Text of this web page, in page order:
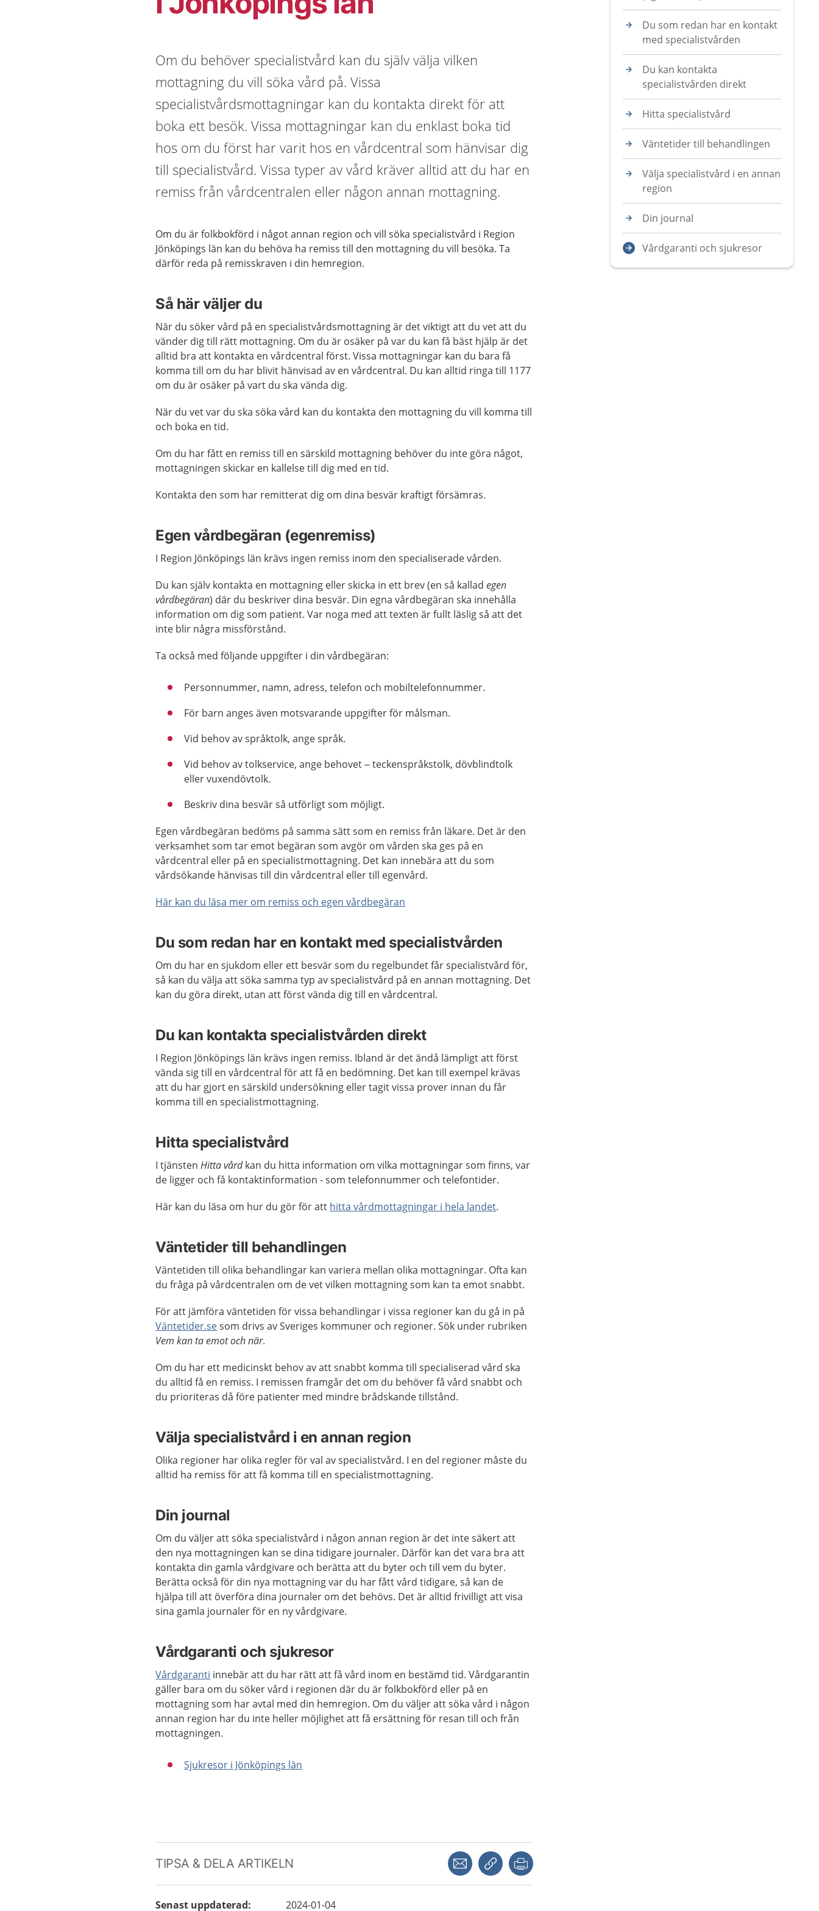
Om du behöver specialistvård kan du själv välja vilken
mottagning du vill söka vård på. Vissa
specialistvårdsmottagningar kan du kontakta direkt för att
boka ett besök. Vissa mottagningar kan du enklast boka tid
hos om du först har varit hos en vårdcentral som hänvisar dig
till specialistvård. Vissa typer av vård kräver alltid att du har en
remiss från vårdcentralen eller någon annan mottagning.
Om du är folkbokförd i något annan region och vill söka specialistvård i Region
Jönköpings län kan du behöva ha remiss till den mottagning du vill besöka. Ta
därför reda på remisskraven i din hemregion.
Så här väljer du
När du söker vård på en specialistvårdsmottagning är det viktigt att du vet att du
vänder dig till rätt mottagning. Om du är osäker på var du kan få bäst hjälp är det
alltid bra att kontakta en vårdcentral först. Vissa mottagningar kan du bara få
komma till om du har blivit hänvisad av en vårdcentral. Du kan alltid ringa till 1177
om du är osäker på vart du ska vända dig.
När du vet var du ska söka vård kan du kontakta den mottagning du vill komma till
och boka en tid.
Om du har fått en remiss till en särskild mottagning behöver du inte göra något,
mottagningen skickar en kallelse till dig med en tid.
Kontakta den som har remitterat dig om dina besvär kraftigt försämras.
Egen vårdbegäran (egenremiss)
I Region Jönköpings län krävs ingen remiss inom den specialiserade vården.
Du kan själv kontakta en mottagning eller skicka in ett brev (en så kalladegen
vårdbegäran) där du beskriver dina besvär. Din egna vårdbegäran ska innehålla
information om dig som patient. Var noga med att texten är fullt läslig så att det
inte blir några missförstånd.
Ta också med följande uppgifter i din vårdbegäran:
Personnummer, namn, adress, telefon och mobiltelefonnummer.
För barn anges även motsvarande uppgifter för målsman.
Vid behov av språktolk, ange språk.
Vid behov av tolkservice, ange behovet – teckenspråkstolk, dövblindtolk
eller vuxendövtolk.
Beskriv dina besvär så utförligt som möjligt.
Egen vårdbegäran bedöms på samma sätt som en remiss från läkare. Det är den
verksamhet som tar emot begäran som avgör om vården ska ges på en
vårdcentral eller på en specialistmottagning. Det kan innebära att du som
vårdsökande hänvisas till din vårdcentral eller till egenvård.
Här kan du läsa mer om remiss och egen vårdbegäran
Du som redan har en kontakt med specialistvården
Om du har en sjukdom eller ett besvär som du regelbundet får specialistvård för,
så kan du välja att söka samma typ av specialistvård på en annan mottagning. Det
kan du göra direkt, utan att först vända dig till en vårdcentral.
Du kan kontakta specialistvården direkt
I Region Jönköpings län krävs ingen remiss. Ibland är det ändå lämpligt att först
vända sig till en vårdcentral för att få en bedömning. Det kan till exempel krävas
att du har gjort en särskild undersökning eller tagit vissa prover innan du får
komma till en specialistmottagning.
Hitta specialistvård
I tjänstenHitta vårdkan du hitta information om vilka mottagningar som finns, var
de ligger och få kontaktinformation - som telefonnummer och telefontider.
Här kan du läsa om hur du gör för att hitta vårdmottagningar i hela landet.
Väntetider till behandlingen
Väntetiden till olika behandlingar kan variera mellan olika mottagningar. Ofta kan
du fråga på vårdcentralen om de vet vilken mottagning som kan ta emot snabbt.
För att jämföra väntetiden för vissa behandlingar i vissa regioner kan du gå in på
Väntetider.sesom drivs av Sveriges kommuner och regioner. Sök under rubriken
Vem kan ta emot och när.
Om du har ett medicinskt behov av att snabbt komma till specialiserad vård ska
du alltid få en remiss. I remissen framgår det om du behöver få vård snabbt och
du prioriteras då före patienter med mindre brådskande tillstånd.
Välja specialistvård i en annan region
Olika regioner har olika regler för val av specialistvård. I en del regioner måste du
alltid ha remiss för att få komma till en specialistmottagning.
Din journal
Om du väljer att söka specialistvård i någon annan region är det inte säkert att
den nya mottagningen kan se dina tidigare journaler. Därför kan det vara bra att
kontakta din gamla vårdgivare och berätta att du byter och till vem du byter.
Berätta också för din nya mottagning var du har fått vård tidigare, så kan de
hjälpa till att överföra dina journaler om det behövs. Det är alltid frivilligt att visa
sina gamla journaler för en ny vårdgivare.
Vårdgaranti och sjukresor
Vårdgaranti innebär att du har rätt att få vård inom en bestämd tid. Vårdgarantin
gäller bara om du söker vård i regionen där du är folkbokförd eller på en
mottagning som har avtal med din hemregion. Om du väljer att söka vård i någon
annan region har du inte heller möjlighet att få ersättning för resan till och från
mottagningen.
Sjukresor i Jönköpings län
TIPSA & DELA ARTIKELN Dela via mejlKopiera länk
Senast uppdaterad: 2024-01-04
Du som redan har en kontakt
med specialistvården
Du kan kontakta
specialistvården direkt
Hitta specialistvård
Väntetider till behandlingen
Välja specialistvård i en annan
region
Din journal
Vårdgaranti och sjukresor